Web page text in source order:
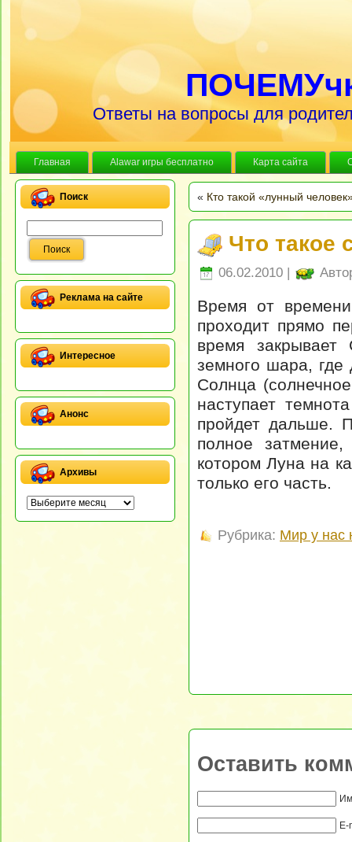
Ответы на вопросы для
Главная Alawar игры бесплатно Карта сайта
Поиск
Реклама на сайте
Интересное
Анонс
Архивы
« Кто такой «лунный
Что такое
06.02.2010 |
Время от
проходит прямо
время
земного шара, где
Солнца
наступает
пройдет дальше.
полное
котором Луна на
только его часть.
Рубрика: Мир у нас
Оставить
E-